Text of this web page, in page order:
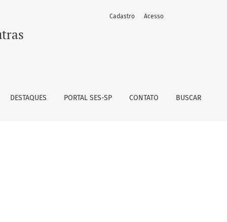
DESTAQUES PORTAL SES-SP CONTATO BUSCAR
Cadastro Acesso